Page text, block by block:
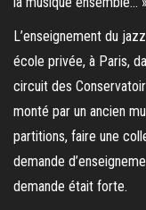
L’enseignement du
école privée, à Paris,
circuit des
monté par un ancien
partitions, faire une
demande
demande était forte.